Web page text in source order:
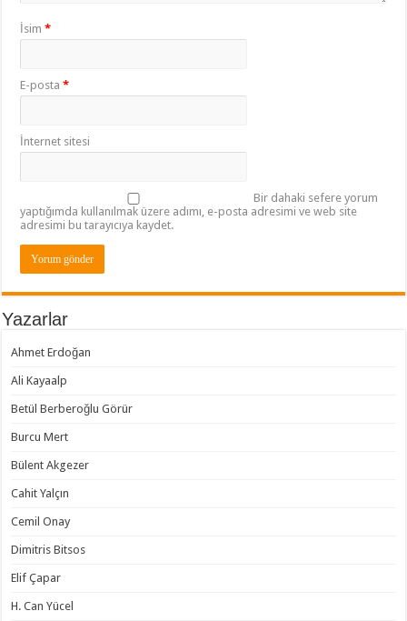
İsim*
E-posta*
İnternet sitesi
Bir dahaki sefere yorum
yaptığımda kullanılmak üzere adımı, e-posta adresimi ve web site
adresimi bu tarayıcıya kaydet.
Yazarlar
Ahmet Erdoğan
Ali Kayaalp
Betül Berberoğlu Görür
Burcu Mert
Bülent Akgezer
Cahit Yalçın
Cemil Onay
Dimitris Bitsos
Elif Çapar
H. Can Yücel